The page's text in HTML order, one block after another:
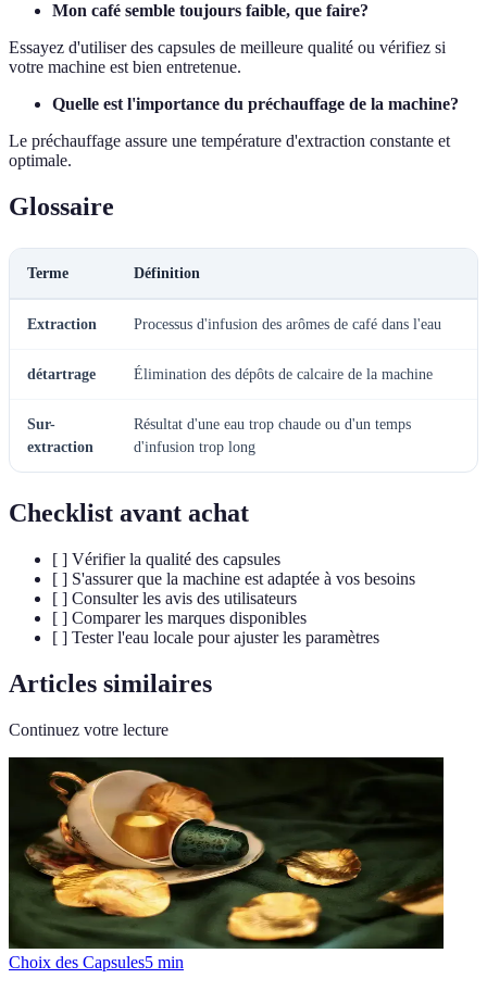
Mon café semble toujours faible, que faire?
Essayez d'utiliser des capsules de meilleure qualité ou vérifiez si
votre machine est bien entretenue.
Quelle est l'importance du préchauffage de la machine?
Le préchauffage assure une température d'extraction constante et
optimale.
Glossaire
Terme Définition
Extraction Processus d'infusion des arômes de café dans l'eau
détartrage Élimination des dépôts de calcaire de la machine
Sur-
extraction
Résultat d'une eau trop chaude ou d'un temps
d'infusion trop long
Checklist avant achat
[ ] Vérifier la qualité des capsules
[ ] S'assurer que la machine est adaptée à vos besoins
[ ] Consulter les avis des utilisateurs
[ ] Comparer les marques disponibles
[ ] Tester l'eau locale pour ajuster les paramètres
Articles similaires
Continuez votre lecture
Choix des Capsules5 min